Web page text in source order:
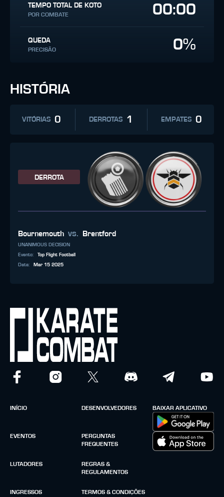
TEMPO TOTAL DE KOTO
POR COMBATE 00:00
QUEDA
PRECISÃO 0%
HISTÓRIA
VITÓRIAS 0 DERROTAS 1 EMPATES 0
DERROTA
Bournemouth vs. Brentford
UNANIMOUS DECISION
Evento:
Top Flight Football
Data: Mar 15 2025
INÍCIO
EVENTOS
LUTADORES
INGRESSOS
DESENVOLVEDORES
PERGUNTAS
FREQUENTES
REGRAS &
REGULAMENTOS
TERMOS & CONDIÇÕES
BAIXAR APLICATIVO